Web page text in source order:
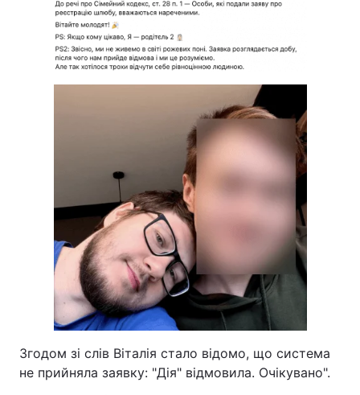
Згодом зі слів Віталія стало відомо, що система
не прийняла заявку: "Дія" відмовила. Очікувано".